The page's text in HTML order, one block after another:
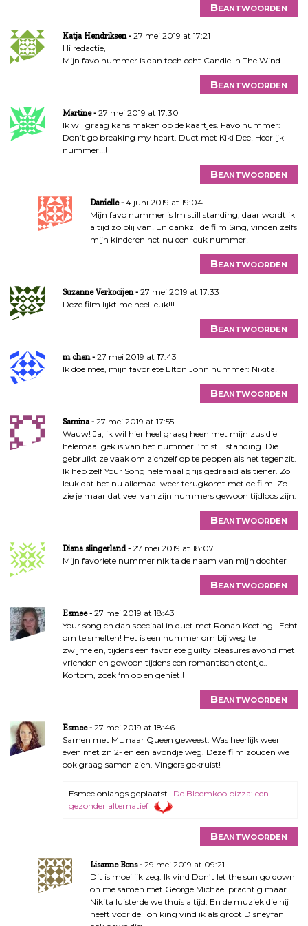
i
g
a
e
Beantwoorden
Katja Hendriksen
27 mei 2019 at 17:21
Hi redactie,
Mijn favo nummer is dan toch echt Candle In The Wind
Beantwoorden
Martine
27 mei 2019 at 17:30
Ik wil graag kans maken op de kaartjes. Favo nummer:
Don’t go breaking my heart. Duet met Kiki Dee! Heerlijk
nummer!!!!
Beantwoorden
Danielle
4 juni 2019 at 19:04
Mijn favo nummer is Im still standing, daar wordt ik
altijd zo blij van! En dankzij de film Sing, vinden zelfs
mijn kinderen het nu een leuk nummer!
Beantwoorden
Suzanne Verkooijen
27 mei 2019 at 17:33
Deze film lijkt me heel leuk!!!
Beantwoorden
m chen
27 mei 2019 at 17:43
Ik doe mee, mijn favoriete Elton John nummer: Nikita!
Beantwoorden
Samina
27 mei 2019 at 17:55
Wauw! Ja, ik wil hier heel graag heen met mijn zus die
helemaal gek is van het nummer I’m still standing. Die
gebruikt ze vaak om zichzelf op te peppen als het tegenzit.
Ik heb zelf Your Song helemaal grijs gedraaid als tiener. Zo
leuk dat het nu allemaal weer terugkomt met de film. Zo
zie je maar dat veel van zijn nummers gewoon tijdloos zijn.
Beantwoorden
Diana slingerland
27 mei 2019 at 18:07
Mijn favoriete nummer nikita de naam van mijn dochter
Beantwoorden
Esmee
27 mei 2019 at 18:43
Your song en dan speciaal in duet met Ronan Keeting!! Echt
om te smelten! Het is een nummer om bij weg te
zwijmelen, tijdens een favoriete guilty pleasures avond met
vrienden en gewoon tijdens een romantisch etentje..
Kortom, zoek ‘m op en geniet!!
Beantwoorden
Esmee
27 mei 2019 at 18:46
Samen met ML naar Queen geweest. Was heerlijk weer
even met zn 2- en een avondje weg. Deze film zouden we
ook graag samen zien. Vingers gekruist!
Esmee onlangs geplaatst…De Bloemkoolpizza: een
gezonder alternatief
Beantwoorden
Lisanne Bons
29 mei 2019 at 09:21
Dit is moeilijk zeg. Ik vind Don’t let the sun go down
on me samen met George Michael prachtig maar
Nikita luisterde we thuis altijd. En de muziek die hij
heeft voor de lion king vind ik als groot Disneyfan